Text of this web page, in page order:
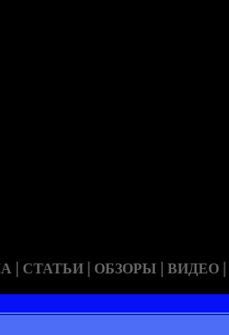
| СТАТЬИ | ОБЗОРЫ | ВИДЕО |